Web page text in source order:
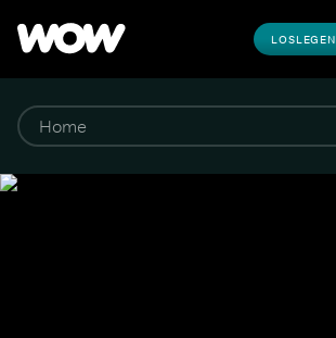
LOSLEGEN